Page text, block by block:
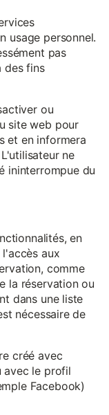
usage personnel.
pas
des fins
ou
site web pour
et en informera
ne
ininterrompue du
en
aux
comme
la réservation ou
dans une liste
nécessaire de
créé avec
avec le profil
Facebook)